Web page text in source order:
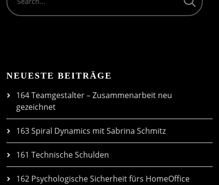
NEUESTE BEITRÄGE
164 Teamgestalter – Zusammenarbeit neu
gezeichnet
163 Spiral Dynamics mit Sabrina Schmitz
161 Technische Schulden
162 Psychologische Sicherheit fürs HomeOffice